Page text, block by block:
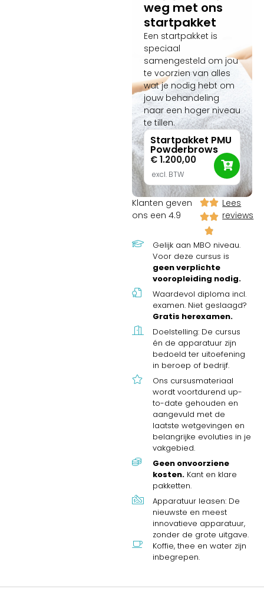
weg met ons
startpakket
Een startpakket is
speciaal
samengesteld om jou
te voorzien van alles
wat je nodig hebt om
jouw behandeling
naar een hoger niveau
te tillen.
Startpakket PMU
Powderbrows
€1.200,00
excl. BTW
Klanten geven
ons een 4.9
Lees
reviews
Gelijk aan MBO niveau.
Voor deze cursus is
geen verplichte
vooropleiding nodig.
Waardevol diploma incl.
examen. Niet geslaagd?
Gratis herexamen.
Doelstelling: De cursus
én de apparatuur zijn
bedoeld ter uitoefening
in beroep of bedrijf.
Ons cursusmateriaal
wordt voortdurend up-
to-date gehouden en
aangevuld met de
laatste wetgevingen en
belangrijke evoluties in je
vakgebied.
Geen onvoorziene
kosten. Kant en klare
pakketten.
Apparatuur leasen: De
nieuwste en meest
innovatieve apparatuur,
zonder de grote uitgave.
Koffie, thee en water zijn
inbegrepen.